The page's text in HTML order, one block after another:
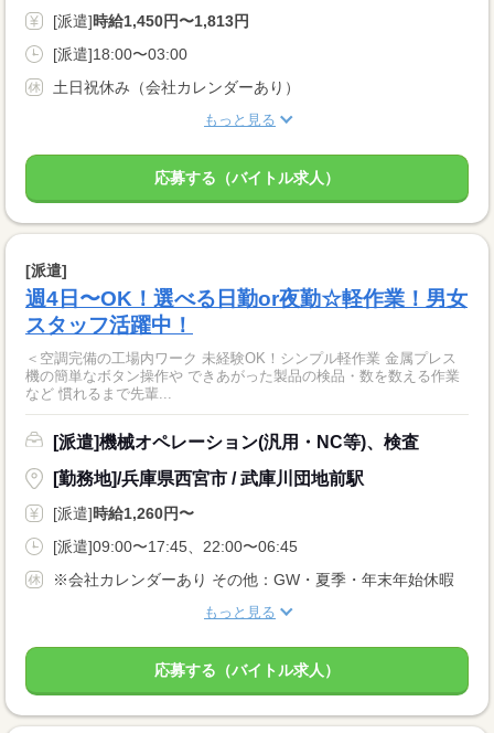
[派遣]時給1,450円〜1,813円
[派遣]18:00〜03:00
土日祝休み（会社カレンダーあり）
もっと見る
応募する（バイトル求人）
[派遣]
週4日〜OK！選べる日勤or夜勤☆軽作業！男女
スタッフ活躍中！
＜空調完備の工場内ワーク 未経験OK！シンプル軽作業 金属プレス
機の簡単なボタン操作や できあがった製品の検品・数を数える作業
など 慣れるまで先輩...
[派遣]機械オペレーション(汎用・NC等)、検査
[勤務地]/兵庫県西宮市 / 武庫川団地前駅
[派遣]時給1,260円〜
[派遣]09:00〜17:45、22:00〜06:45
※会社カレンダーあり その他：GW・夏季・年末年始休暇
もっと見る
応募する（バイトル求人）